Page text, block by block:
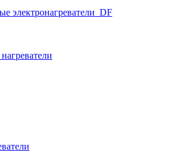
электронагреватели_DF